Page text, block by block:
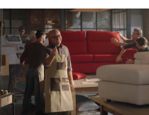
Sport
PODCAST
NEWSLETTER